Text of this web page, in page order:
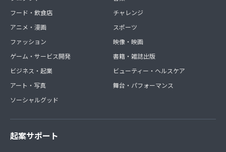
フード・飲食店
アニメ・漫画
ファッション
ゲーム・サービス開発
ビジネス・起業
アート・写真
ソーシャルグッド
チャレンジ
スポーツ
映像・映画
書籍・雑誌出版
ビューティー・ヘルスケア
舞台・パフォーマンス
起案サポート